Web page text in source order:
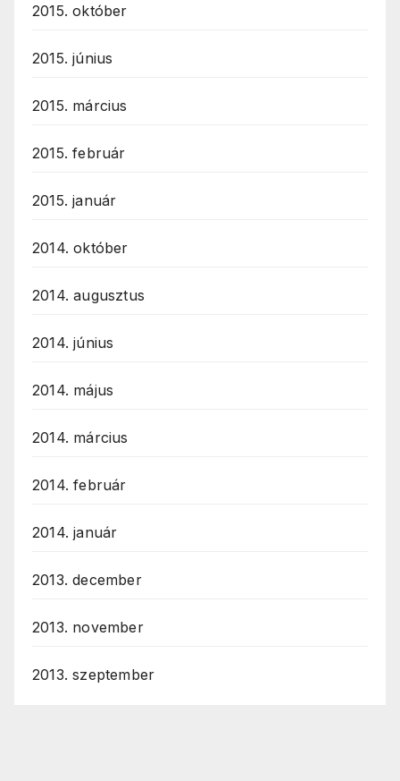
2015. október
2015. június
2015. március
2015. február
2015. január
2014. október
2014. augusztus
2014. június
2014. május
2014. március
2014. február
2014. január
2013. december
2013. november
2013. szeptember